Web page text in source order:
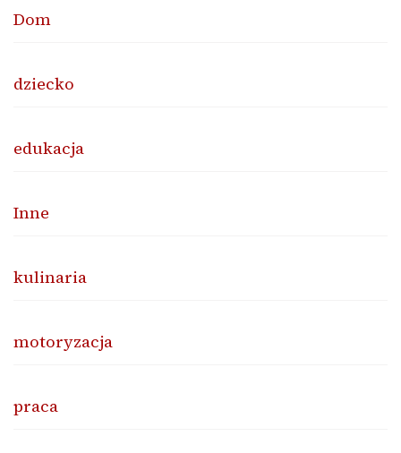
Dom
dziecko
edukacja
Inne
kulinaria
motoryzacja
praca